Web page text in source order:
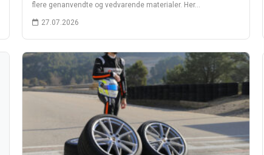
flere genanvendte og vedvarende materialer. Her…
27.07.2026